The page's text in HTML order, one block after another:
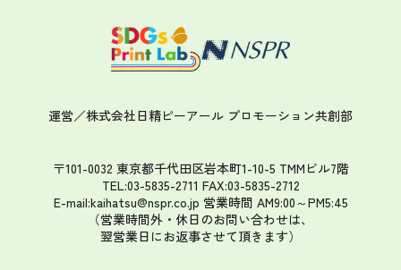
運営／株式会社日精ピーアール プロモーション共創部
〒101-0032 東京都千代田区岩本町1-10-5 TMMビル7階
TEL:03-5835-2711 FAX:03-5835-2712
E-mail:kaihatsu@nspr.co.jp 営業時間 AM9:00～PM5:45
（営業時間外・休日のお問い合わせは、
翌営業日にお返事させて頂きます）